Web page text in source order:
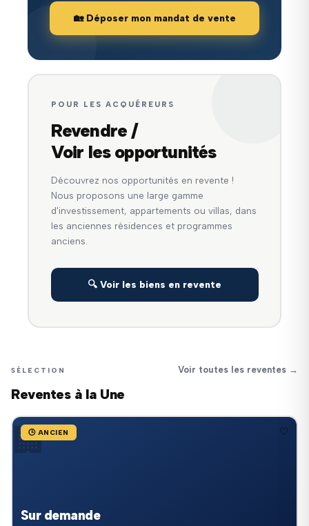
🏡 Déposer mon mandat de vente
POUR LES ACQUÉREURS
Revendre /
Voir les opportunités
Découvrez nos opportunités en revente !
Nous proposons une large gamme
d'investissement, appartements ou villas, dans
les anciennes résidences et programmes
anciens.
🔍 Voir les biens en revente
SÉLECTION
Reventes à la Une
Voir toutes les reventes →
🏢
🕒 ANCIEN 🤍
Sur demande